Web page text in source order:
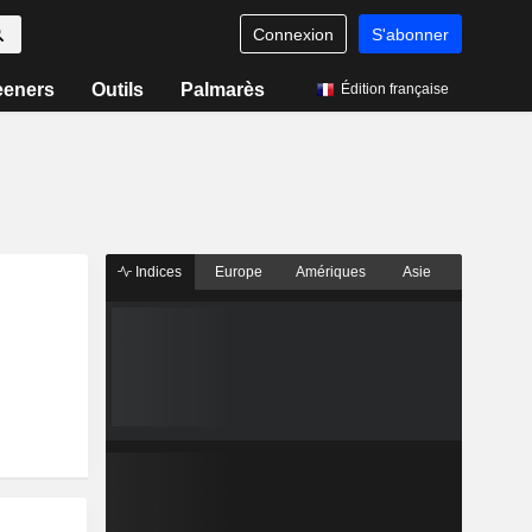
Connexion S'abonner
Outils Palmarès Édition française
Indices Europe Amériques Asie